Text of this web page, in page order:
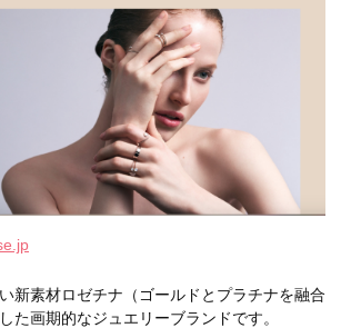
新素材ロゼチナ（ゴールドとプラチナを融合
た画期的なジュエリーブランドです。